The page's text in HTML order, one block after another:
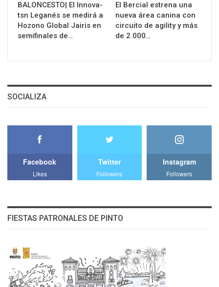
BALONCESTO| El Innova-
tsn Leganés se medirá a
Hozono Global Jairis en
semifinales de…
El Bercial estrena una
nueva área canina con
circuito de agility y más
de 2.000…
SOCIALIZA
Facebook
Likes
Twitter
Followers
Instagram
Followers
FIESTAS PATRONALES DE PINTO